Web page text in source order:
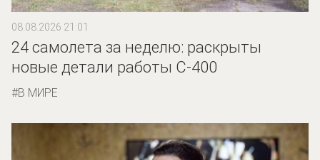
08.08.2026 21:01
24 самолета за неделю: раскрыты
новые детали работы С-400
В МИРЕ